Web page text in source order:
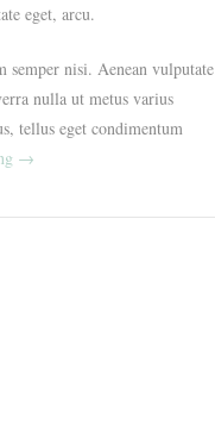
eget, arcu.
nisi. Aenean vulputate
nulla ut metus varius
tellus eget condimentum
« The
Proposal »
→